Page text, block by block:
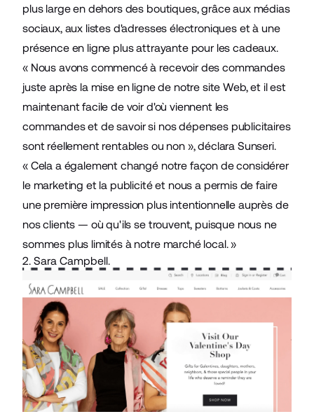
plus large en dehors des boutiques, grâce aux médias
sociaux, aux listes d'adresses électroniques et à une
présence en ligne plus attrayante pour les cadeaux.
« Nous avons commencé à recevoir des commandes
juste après la mise en ligne de notre site Web, et il est
maintenant facile de voir d'où viennent les
commandes et de savoir si nos dépenses publicitaires
sont réellement rentables ou non », déclara Sunseri.
« Cela a également changé notre façon de considérer
le marketing et la publicité et nous a permis de faire
une première impression plus intentionnelle auprès de
nos clients — où qu'ils se trouvent, puisque nous ne
sommes plus limités à notre marché local. »
2. Sara Campbell.